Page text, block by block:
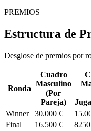
PREMIOS
Estructura de
Desglose de premios por
Ronda
Cuadro
Masculino
(Por
Pareja)
Winner
30.000 €
Final
16.500 €